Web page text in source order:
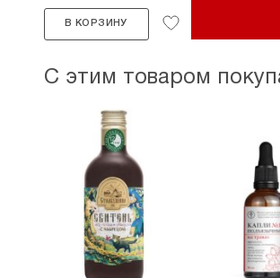
В КОРЗИНУ
С этим товаром